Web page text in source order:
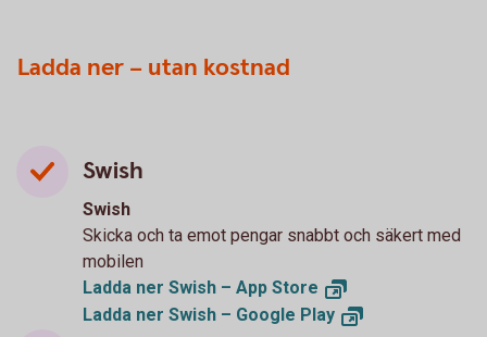
Ladda ner – utan kostnad
Swish
Swish
Skicka och ta emot pengar snabbt och säkert med
mobilen
Ladda ner Swish – App Store
Ladda ner Swish – Google Play